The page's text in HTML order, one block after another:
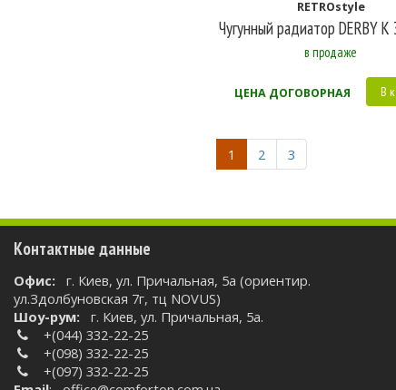
RETROstyle
Чугунный радиатор DERBY
в продаже
ЦЕНА ДОГОВОРНАЯ В
1 2 3
Контактные данные
Oфис:
г. Киев, ул. Причальная, 5а (ориентир.
ул.Здолбуновская 7г, тц NOVUS)
Шоу-рум:
г. Киев, ул. Причальная, 5а.
+(044) 332-22-25
+(098) 332-22-25
+(097) 332-22-25